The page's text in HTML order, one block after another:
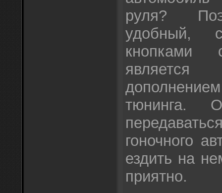
руля?
удобный,
кнопками
тюнинга.
гоночного
ездить на
приятно.